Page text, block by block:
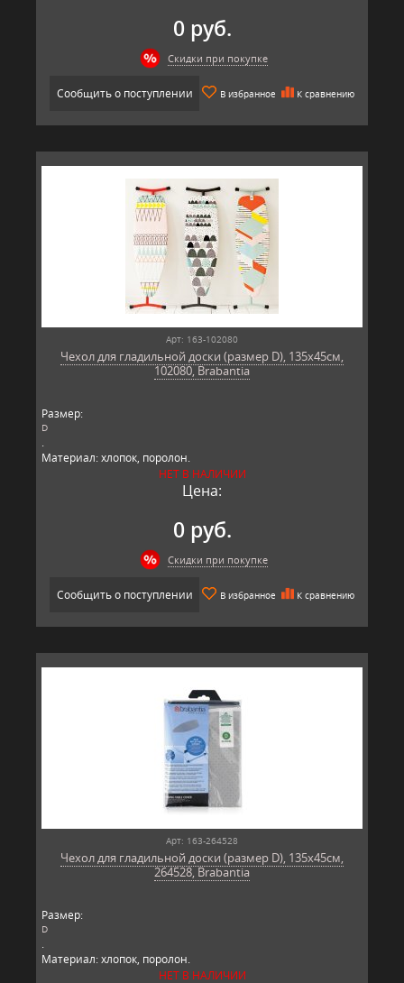
0 руб.
Скидки при покупке
Сообщить о поступлении В избранное К сравнению
Арт: 163-102080
Чехол для гладильной доски (размер D), 135x45см,
102080, Brabantia
Размер:
D
.
Материал: хлопок, поролон.
Производитель: Brabantia, Бельгия.
НЕТ В НАЛИЧИИ
Цена:
0 руб.
Скидки при покупке
Сообщить о поступлении В избранное К сравнению
Арт: 163-264528
Чехол для гладильной доски (размер D), 135x45см,
264528, Brabantia
Размер:
D
.
Материал: хлопок, поролон.
Производитель: Brabantia, Бельгия.
НЕТ В НАЛИЧИИ